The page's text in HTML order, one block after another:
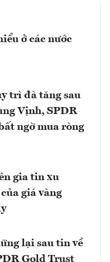
ở các nước
trì đà tăng sau
Vịnh, SPDR
ngờ mua ròng
gia tin xu
giá vàng
lại sau tin về
Gold Trust